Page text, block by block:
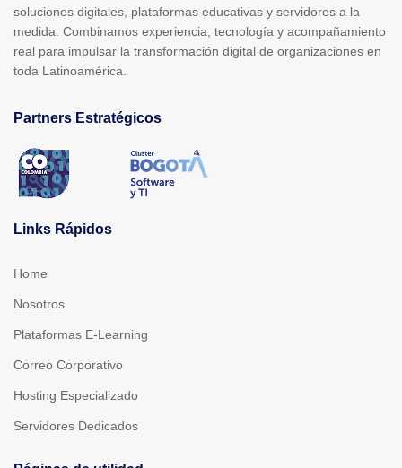
soluciones digitales, plataformas educativas y servidores a la
medida. Combinamos experiencia, tecnología y acompañamiento
real para impulsar la transformación digital de organizaciones en
toda Latinoamérica.
Partners Estratégicos
Links Rápidos
Home
Nosotros
Plataformas E-Learning
Correo Corporativo
Hosting Especializado
Servidores Dedicados